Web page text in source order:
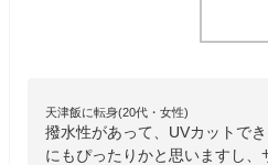
天津飯に転身(20代・女性)
撥水性があって、UVカットで
にもぴったりかと思いますし、